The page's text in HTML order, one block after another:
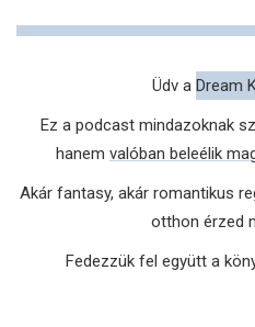
Üdv a Dream
Ez a podcast mindazoknak
hanem valóban beleélik
Akár fantasy, akár romantikus
otthon érzed
Fedezzük fel együtt a